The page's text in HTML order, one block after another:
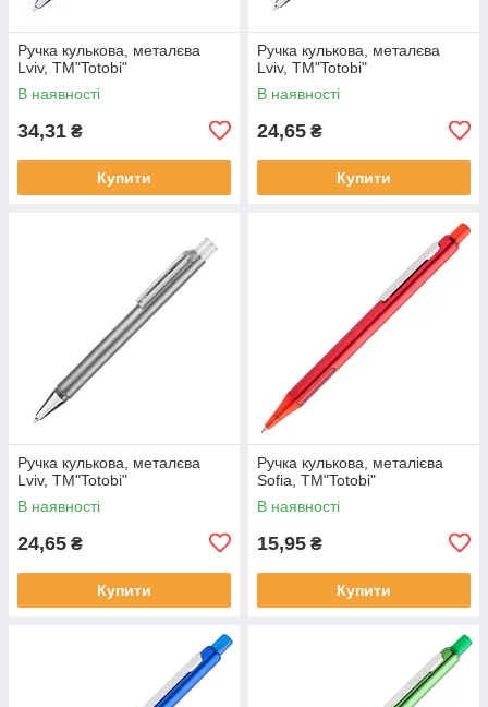
Ручка кулькова, металєва
Lviv, ТМ"Totobi"
В наявності
34,31 ₴
Купити
Ручка кулькова, металєва
Lviv, ТМ"Totobi"
В наявності
24,65 ₴
Купити
Ручка кулькова, металєва
Lviv, ТМ"Totobi"
В наявності
24,65 ₴
Купити
Ручка кулькова, металієва
Sofia, ТМ"Totobi"
В наявності
15,95 ₴
Купити